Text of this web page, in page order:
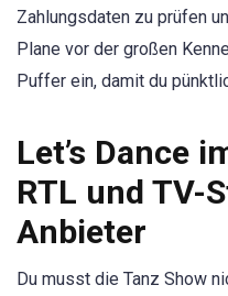
Zahlungsdaten zu prüfen
Plane vor der großen
Puffer ein, damit du
Let’s Dance
RTL und TV-
Anbieter
Du musst die Tanz Show